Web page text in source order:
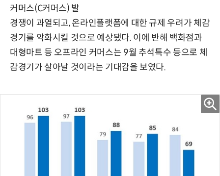
커머스(C커머스) 발
경쟁이 과열되고, 온라인플랫폼에 대한 규제 우려가 체감
경기를 악화시킬 것으로 예상됐다. 이에 반해 백화점과
대형마트 등 오프라인 커머스는 9월 추석특수 등으로 체
감경기가 살아날 것이라는 기대감을 보였다.